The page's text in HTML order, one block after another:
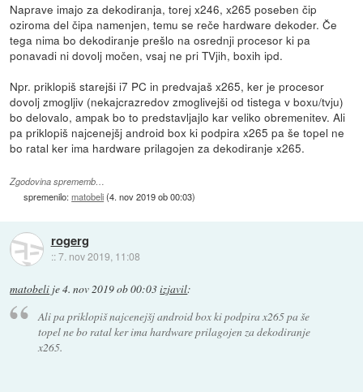
Naprave imajo za dekodiranja, torej x246, x265 poseben čip
oziroma del čipa namenjen, temu se reče hardware dekoder. Če
tega nima bo dekodiranje prešlo na osrednji procesor ki pa
ponavadi ni dovolj močen, vsaj ne pri TVjih, boxih ipd.
Npr. priklopiš starejši i7 PC in predvajaš x265, ker je procesor
dovolj zmogljiv (nekajcrazredov zmoglivejši od tistega v boxu/tvju)
bo delovalo, ampak bo to predstavljajlo kar veliko obremenitev. Ali
pa priklopiš najcenejšj android box ki podpira x265 pa še topel ne
bo ratal ker ima hardware prilagojen za dekodiranje x265.
Zgodovina sprememb…
spremenilo:matobeli(4. nov 2019 ob 00:03)
rogerg
::7. nov 2019, 11:08
matobeli je4. nov 2019 ob 00:03izjavil:
Ali pa priklopiš najcenejšj android box ki podpira x265 pa še
topel ne bo ratal ker ima hardware prilagojen za dekodiranje
x265.